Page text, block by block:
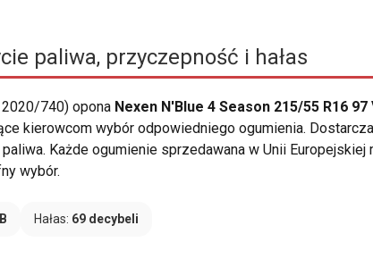
paliwa, przyczepność i hałas
740) opona Nexen N'Blue 4 Season 215/55 R16 97
kierowcom wybór odpowiedniego ogumienia.
Każde ogumienie sprzedawana w Unii
wybór.
Hałas: 69 decybeli